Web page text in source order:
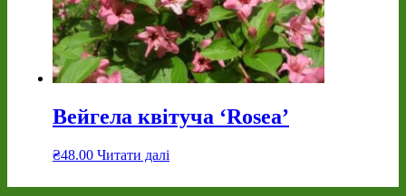
Вейгела квітуча ‘Rosea’
₴48.00 Читати далі